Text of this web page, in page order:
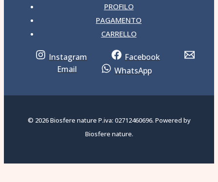
PROFILO
PAGAMENTO
CARRELLO
Instagram
Facebook
Email
WhatsApp
© 2026 Biosfere nature P.iva: 02712460696. Powered by
Biosfere nature.